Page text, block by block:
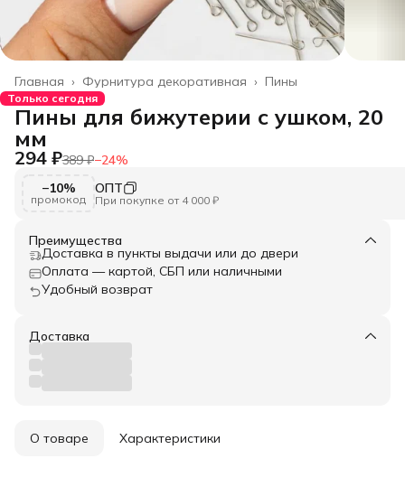
Пины
Фурнитура декоративная ›
Главная ›
Только сегодня
Пины для бижутерии с ушком, 20
мм
294 ₽389 ₽−24%
−10%
промокод
ОПТ
При покупке от 4 000 ₽
Преимущества
Доставка в пункты выдачи или до двери
Оплата — картой, СБП или наличными
Удобный возврат
Доставка
О товаре Характеристики